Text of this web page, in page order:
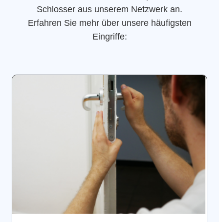
Schlosser aus unserem Netzwerk an.
Erfahren Sie mehr über unsere häufigsten
Eingriffe: